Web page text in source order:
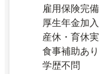
雇用保険完備
厚生年金加入
産休・育休
食事補助あり
学歴不問